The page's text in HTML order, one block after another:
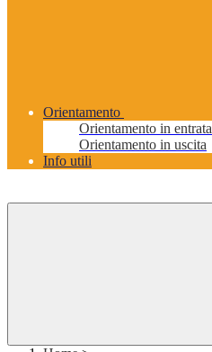
Orientamento
Orientamento in entrata
Orientamento in uscita
Info utili